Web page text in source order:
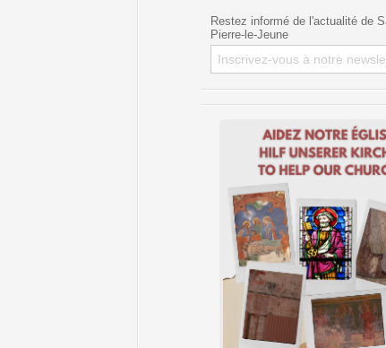
Restez informé de l'actualité de
Pierre-le-Jeune